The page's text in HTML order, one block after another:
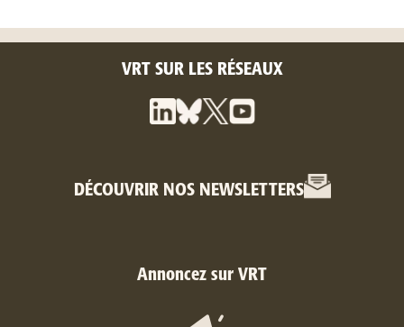
VRT SUR LES RÉSEAUX
DÉCOUVRIR NOS NEWSLETTERS
Annoncez sur VRT